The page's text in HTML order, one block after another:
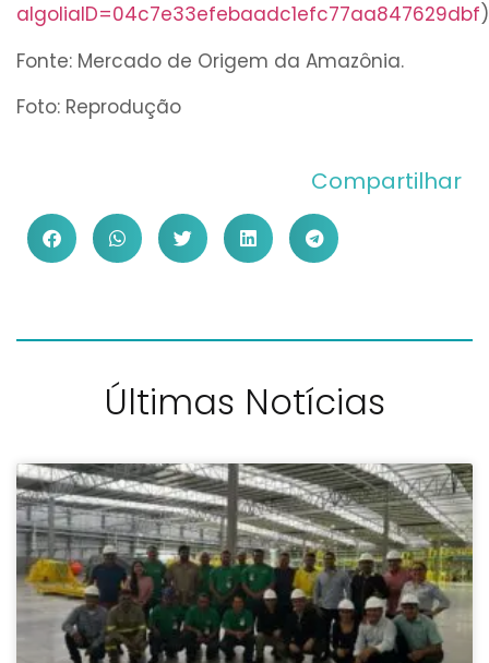
algoliaID=04c7e33efebaadc1efc77aa847629dbf)
Fonte: Mercado de Origem da Amazônia.
Foto: Reprodução
Compartilhar
Últimas Notícias